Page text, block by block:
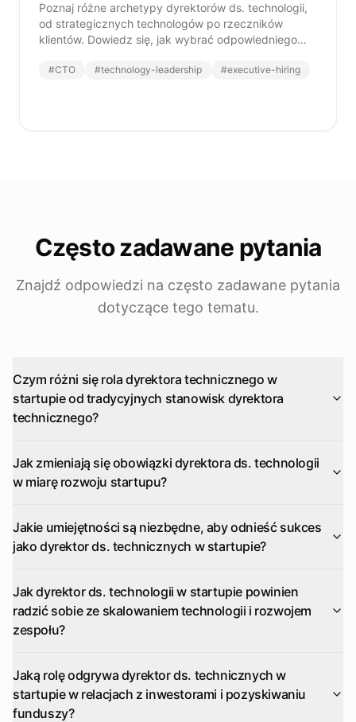
Poznaj różne archetypy dyrektorów ds. technologii,
od strategicznych technologów po rzeczników
klientów. Dowiedz się, jak wybrać odpowiedniego
organizacji.
#CTO #technology-leadership #executive-hiring
Często zadawane pytania
Znajdź odpowiedzi na często zadawane pytania
dotyczące tego tematu.
Czym różni się rola dyrektora technicznego w
startupie od tradycyjnych stanowisk dyrektora
technicznego?
Jak zmieniają się obowiązki dyrektora ds. technologii
w miarę rozwoju startupu?
Jakie umiejętności są niezbędne, aby odnieść sukces
jako dyrektor ds. technicznych w startupie?
Jak dyrektor ds. technologii w startupie powinien
radzić sobie ze skalowaniem technologii i rozwojem
zespołu?
Jaką rolę odgrywa dyrektor ds. technicznych w
startupie w relacjach z inwestorami i pozyskiwaniu
funduszy?